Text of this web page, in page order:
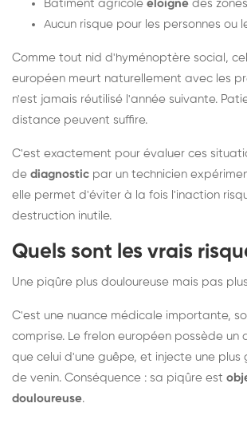
Bâtiment agricole éloigné des
Aucun risque pour les personnes ou
Comme tout nid d'hyménoptère social,
européen meurt naturellement avec les
n'est jamais réutilisé l'année suivante.
distance peuvent suffire.
C'est exactement pour évaluer ces
de diagnostic par un technicien
elle permet d'éviter à la fois l'inaction
destruction inutile.
Quels sont les vrais
Une piqûre plus douloureuse mais pas
C'est une nuance médicale importante,
comprise. Le frelon européen possède un
que celui d'une guêpe, et injecte une
de venin. Conséquence : sa piqûre est
douloureuse.